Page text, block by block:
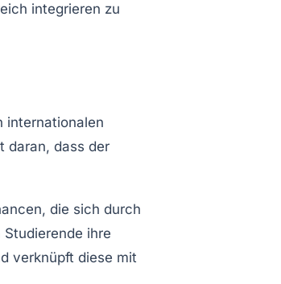
integrieren zu
internationalen
daran, dass der
die sich durch
ihre
verknüpft diese mit